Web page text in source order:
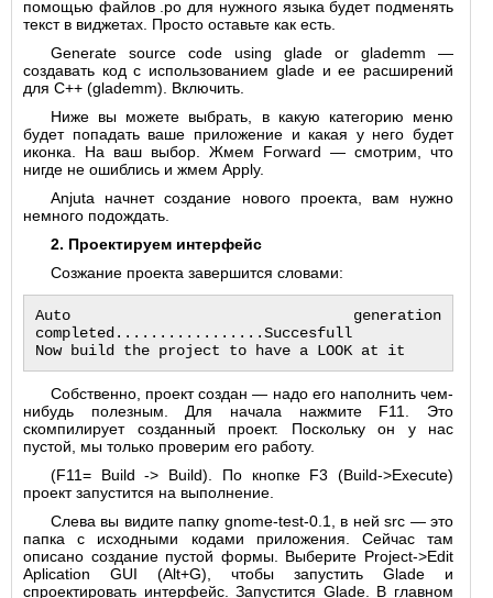
помощью файлов .po для нужного языка будет подменять
текст в виджетах. Просто оставьте как есть.
Generate source code using glade or glademm —
создавать код с использованием glade и ее расширений
для C++ (glademm). Включить.
Ниже вы можете выбрать, в какую категорию меню
будет попадать ваше приложение и какая у него будет
иконка. На ваш выбор. Жмем Forward — смотрим, что
нигде не ошиблись и жмем Apply.
Anjuta начнет создание нового проекта, вам нужно
немного подождать.
2. Проектируем интерфейс
Созжание проекта завершится словами:
Auto generation
completed.................Succesfull
Собственно, проект создан — надо его наполнить чем-
нибудь полезным. Для начала нажмите F11. Это
скомпилирует созданный проект. Поскольку он у нас
пустой, мы только проверим его работу.
(F11= Build -> Build). По кнопке F3 (Build->Execute)
проект запустится на выполнение.
Слева вы видите папку gnome-test-0.1, в ней src — это
папка с исходными кодами приложения. Сейчас там
описано создание пустой формы. Выберите Project->Edit
Aplication GUI (Alt+G), чтобы запустить Glade и
спроектировать интерфейс. Запустится Glade. В главном